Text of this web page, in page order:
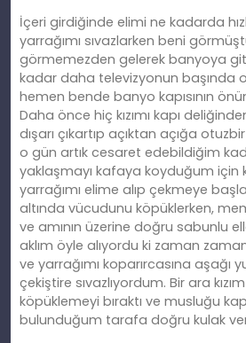
İçeri girdiğinde elimi ne kadarda
yarrağımı sıvazlarken beni
görmemezden gelerek banyoya
kadar daha televizyonun başında
hemen bende banyo kapısının
Daha önce hiç kızımı kapı
dışarı çıkartıp açıktan açığa
o gün artık cesaret edebildiğim
yaklaşmayı kafaya koyduğum için
yarrağımı elime alıp çekmeye
altında vücudunu köpüklerken,
ve amının üzerine doğru sabunlu
aklım öyle alıyordu ki zaman
ve yarrağımı koparırcasına aşağı
çekiştire sıvazlıyordum. Bir ara
köpüklemeyi bıraktı ve musluğu
bulunduğum tarafa doğru kulak